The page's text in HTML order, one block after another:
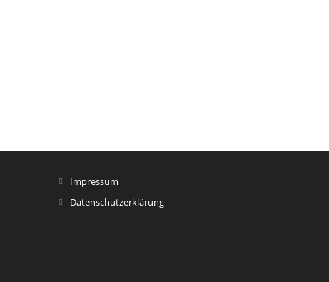
Impressum
Datenschutzerklärung